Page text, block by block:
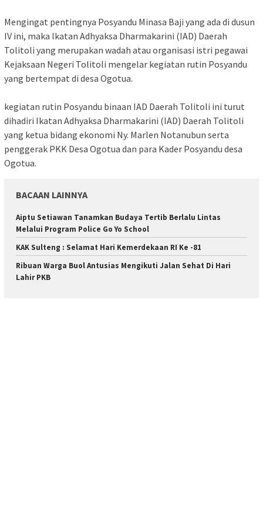
Mengingat pentingnya Posyandu Minasa Baji yang ada di dusun
IV ini, maka Ikatan Adhyaksa Dharmakarini (IAD) Daerah
Tolitoli yang merupakan wadah atau organisasi istri pegawai
Kejaksaan Negeri Tolitoli mengelar kegiatan rutin Posyandu
yang bertempat di desa Ogotua.
kegiatan rutin Posyandu binaan IAD Daerah Tolitoli ini turut
dihadiri Ikatan Adhyaksa Dharmakarini (IAD) Daerah Tolitoli
yang ketua bidang ekonomi Ny. Marlen Notanubun serta
penggerak PKK Desa Ogotua dan para Kader Posyandu desa
Ogotua.
BACAAN LAINNYA
Aiptu Setiawan Tanamkan Budaya Tertib Berlalu Lintas
Melalui Program Police Go Yo School
KAK Sulteng : Selamat Hari Kemerdekaan RI Ke -81
Ribuan Warga Buol Antusias Mengikuti Jalan Sehat Di Hari
Lahir PKB